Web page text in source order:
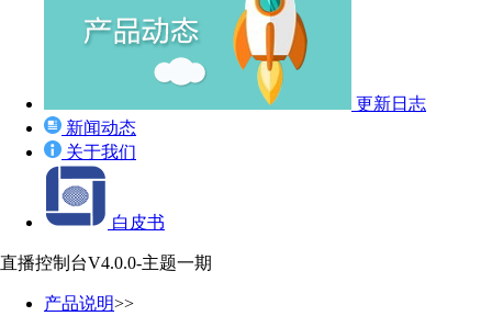
更新日志
新闻动态
关于我们
白皮书
直播控制台V4.0.0-主题一期
产品说明>>